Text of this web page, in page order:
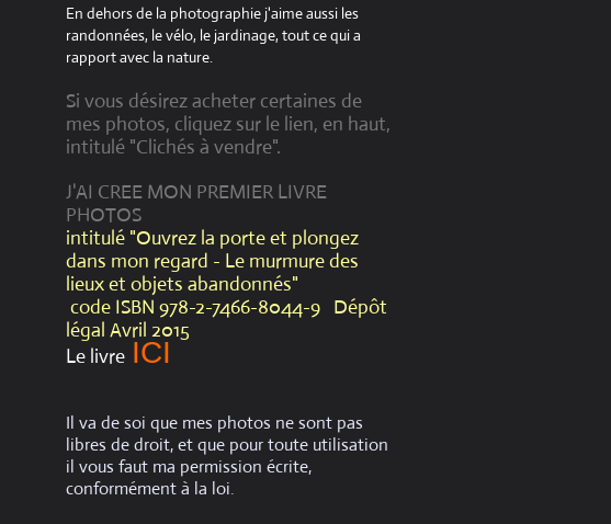
En dehors de la photographie j'aime aussi les
randonnées, le vélo, le jardinage, tout ce qui a
rapport avec la nature.
Si vous désirez acheter certaines de
mes photos, cliquez sur le lien, en haut,
intitulé "Clichés à vendre".
J'AI CREE MON PREMIER LIVRE
PHOTOS
intitulé "Ouvrez la porte et plongez
dans mon regard - Le murmure des
lieux et objets abandonnés"
code ISBN 978-2-7466-8044-9 Dépôt
légal Avril 2015
Le livre ICI
Il va de soi que mes photos ne sont pas
libres de droit, et que pour toute utilisation
il vous faut ma permission écrite,
conformément à la loi.